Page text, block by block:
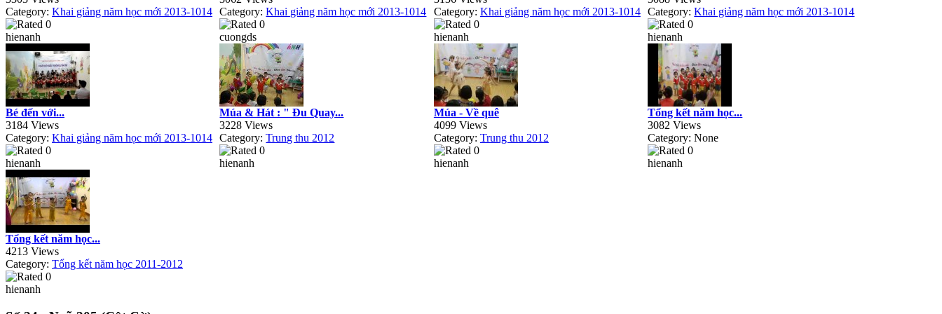
Category: Khai giảng năm học mới 2013-1014
hienanh
Category:Khai giảng năm học mới 2013-1014
cuongds
Category: Khai giảng năm học mới 2013-1014
hienanh
Category:Khai giảng năm học mới 2013-1014
hienanh
Bé đến với...
3184 Views
Category: Khai giảng năm học mới 2013-1014
hienanh
Múa & Hát : " Đu Quay...
3228 Views
Category:Trung thu 2012
hienanh
Múa - Về quê
4099 Views
Category: Trung thu 2012
hienanh
Tổng kết năm học...
3082 Views
Category: None
hienanh
Tổng kết năm học...
4213 Views
Category: Tổng kết năm học 2011-2012
hienanh